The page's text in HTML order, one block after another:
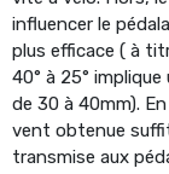
influencer le
plus efficace ( à
40° à 25°
de 30 à 40mm).
vent obtenue
transmise aux